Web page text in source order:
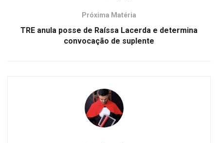
Próxima Matéria
TRE anula posse de Raíssa Lacerda e determina
convocação de suplente